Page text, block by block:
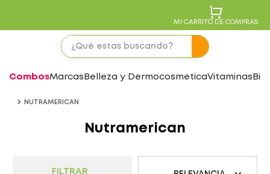
MI CARRITO DE COMPRAS
CombosMarcas Belleza y DermocosmeticaVitaminas
NUTRAMERICAN
Nutramerican
FILTRAR